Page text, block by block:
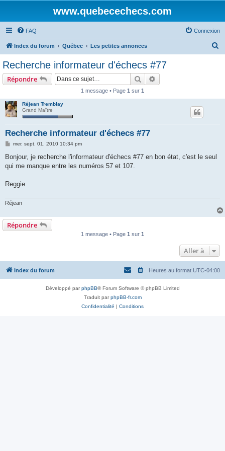
www.quebecechecs.com
FAQ Connexion
Index du forum Québec Les petites annonces
Recherche informateur d'échecs #77
Répondre Rechercher
1 message • Page 1 sur 1
Réjean Tremblay
Grand Maître
Recherche informateur d'échecs #77
M
s
a
mer. sept. 01, 2010 10:34 pm
Bonjour, je recherche l'informateur d'échecs #77 en bon état, c'est le seul
qui me manque entre les numéros 57 et 107.
Reggie
Réjean
Répondre
1 message • Page 1 sur 1
Aller à
Index du forum Heures au format UTC-04:00
Développé parphpBB® Forum Software © phpBB Limited
Traduit parphpBB-fr.com
Confidentialité | Conditions